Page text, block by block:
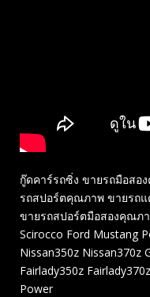
กู๊ดคาร์รถซิ่ง ขายรถมือส
รถสปอร์ตคุณภาพ ขายรถแ
ขายรถสปอร์ตมือสองคุณภ
Scirocco Ford Mustang
Nissan350z Nissan370z
Fairlady350z
Power